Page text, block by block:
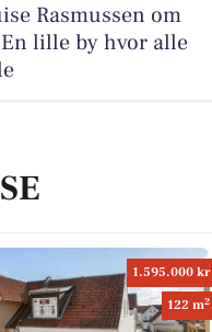
Rasmussen om
lille by hvor alle
1.595.000 kr
122 m2